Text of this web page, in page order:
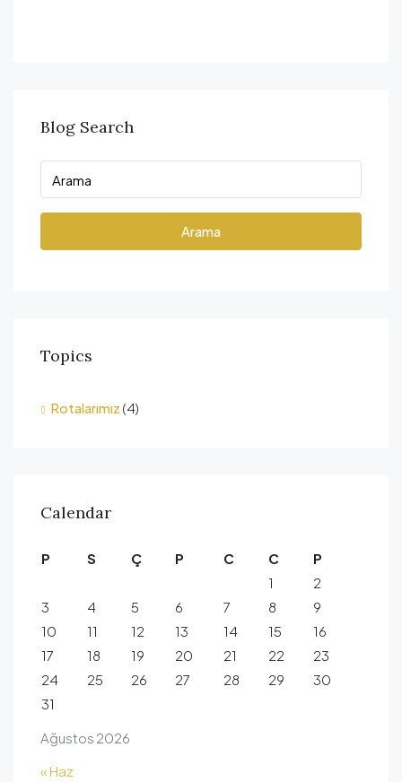
Blog Search
Arama
Topics
Rotalarımız (4)
Calendar
Ağustos 2026
P S Ç P C C
P
1
2
3
4 5 6 7 8
9
10
11 12 13 14 15
16
17
18 19 20 21 22
23
24
25 26 27 28 29
30
31
« Haz